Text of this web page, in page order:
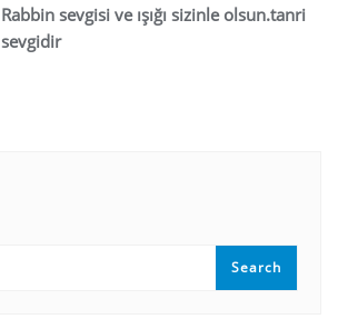
Rabbin sevgisi ve ışığı sizinle olsun.tanri
sevgidir